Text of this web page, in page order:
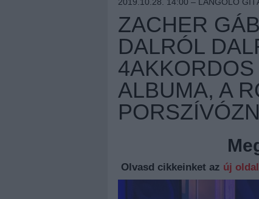
ZACHER
DALRÓL
ALBUMA, A
Olvasd cikkeinket az új